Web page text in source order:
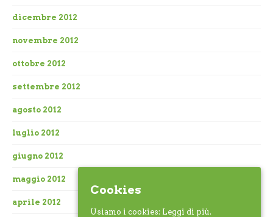
dicembre 2012
novembre 2012
ottobre 2012
settembre 2012
agosto 2012
luglio 2012
giugno 2012
maggio 2012
aprile 2012
Cookies
Usiamo i cookies: Leggi di più.